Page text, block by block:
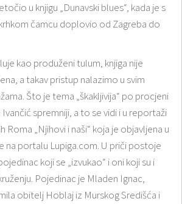
u knjigu „Dunavski blues“, kada je s
čamcu doplovio od Zagreba do
kao produženi tulum, knjiga nije
a takav pristup nalazimo u svim
Što je tema „škakljivija“ po procjeni
spremniji, a to se vidi i u reportaži
Roma „Njihovi i naši“ koja je objavljena u
na portalu Lupiga.com. U priči postoje
koji se „izvukao“ i oni koji su i
Pojedinac je Mladen Ignac,
obitelj Hoblaj iz Murskog Središća i